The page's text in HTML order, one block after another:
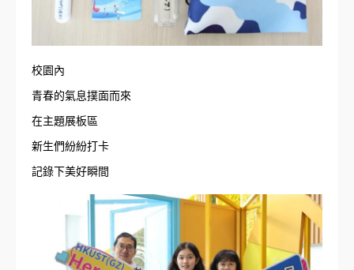
校園內
青春的氣息撲面而來
在主題展板區
新生們紛紛打卡
記錄下美好瞬間